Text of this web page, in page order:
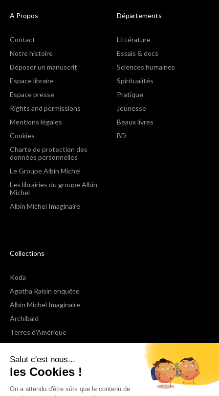
Salut c'est nous...
les Cookies !
On a attendu d'être sûrs que le contenu de
A Propos
Contact
Notre histoire
Déposer un manuscrit
Espace libraire
Espace presse
Rights and permissions
Mentions légales
Cookies
Charte de protection des
données personnelles
Le Groupe Albin Michel
Les librairies du groupe Albin
Michel
Albin Michel Imaginaire
Départements
Littérature
Essais & docs
Sciences humaines
Spiritualités
Pratique
Jeunesse
Beaux livres
BD
Collections
Koda
Agatha Raisin enquête
Albin Michel Imaginaire
Archibald
Terres d'Amérique
Espaces Libres Poche
NOX
Wiz
Voir toutes les collections